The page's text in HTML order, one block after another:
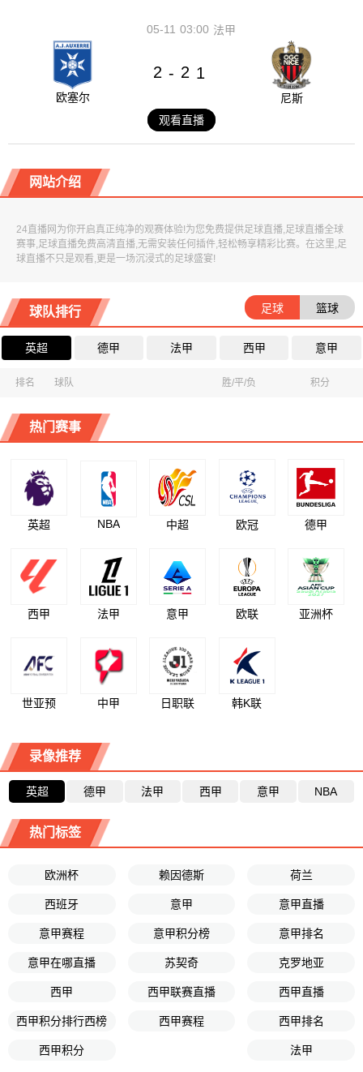
03:00
05-11 法甲
欧塞尔
2 - 2 1
尼斯
观看直播
网站介绍
24直播网为你开启真正纯净的观赛体验!为您免费提供足球直播,足球直播全球
赛事,足球直播免费高清直播,无需安装任何插件,轻松畅享精彩比赛。在这里,足
球直播不只是观看,更是一场沉浸式的足球盛宴!
球队排行 足球 篮球
英超 德甲 法甲 西甲 意甲
排名 球队 胜/平/负 积分
热门赛事
英超 NBA 中超 欧冠 德甲
西甲 法甲 意甲 欧联 亚洲杯
世亚预 中甲 日职联 韩K联
录像推荐
英超 德甲 法甲 西甲 意甲 NBA
热门标签
欧洲杯 赖因德斯 荷兰
西班牙 意甲 意甲直播
意甲赛程 意甲积分榜 意甲排名
意甲在哪直播 苏契奇 克罗地亚
西甲 西甲联赛直播 西甲直播
西甲积分排行西榜 西甲赛程 西甲排名
西甲积分 法甲